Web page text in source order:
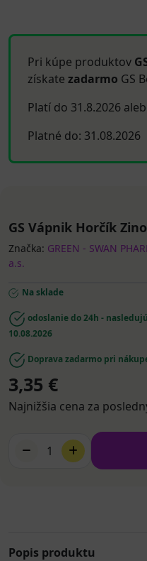
Pri kúpe produktov
získate zadarmo GS
Platí do 31.8.2026
Platné do: 31.08.2026
GS Vápnik Horčík
Značka: GREEN - SWAN
a.s.
Na sklade
odoslanie do 24h -
10.08.2026
Doprava zadarmo pri
3,35 €
Najnižšia cena za
1
Popis produktu